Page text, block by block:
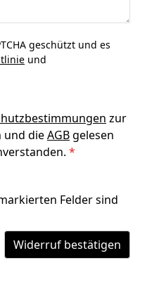
geschützt und es
und
zur
und dieAGBgelesen
*
Felder sind
Widerruf bestätigen